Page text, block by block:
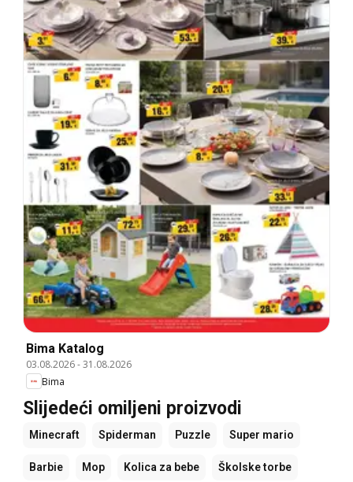
Bima Katalog
03.08.2026-31.08.2026
Bima
Slijedeći omiljeni proizvodi
Minecraft Spiderman Puzzle Super mario
Barbie Mop Kolica za bebe Školske torbe